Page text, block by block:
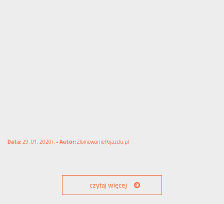
Data:29. 01. 2020r. •Autor:ZlomowaniePojazdu.pl
czytaj więcej